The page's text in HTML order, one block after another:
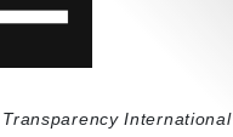
Transparency International